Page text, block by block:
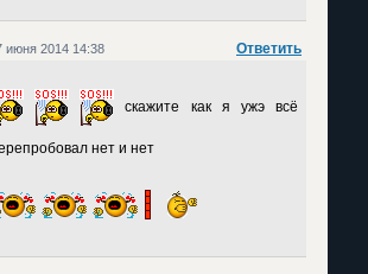
Ответить
июня 2014 14:38
скажите как я ужэ всё
нет и нет